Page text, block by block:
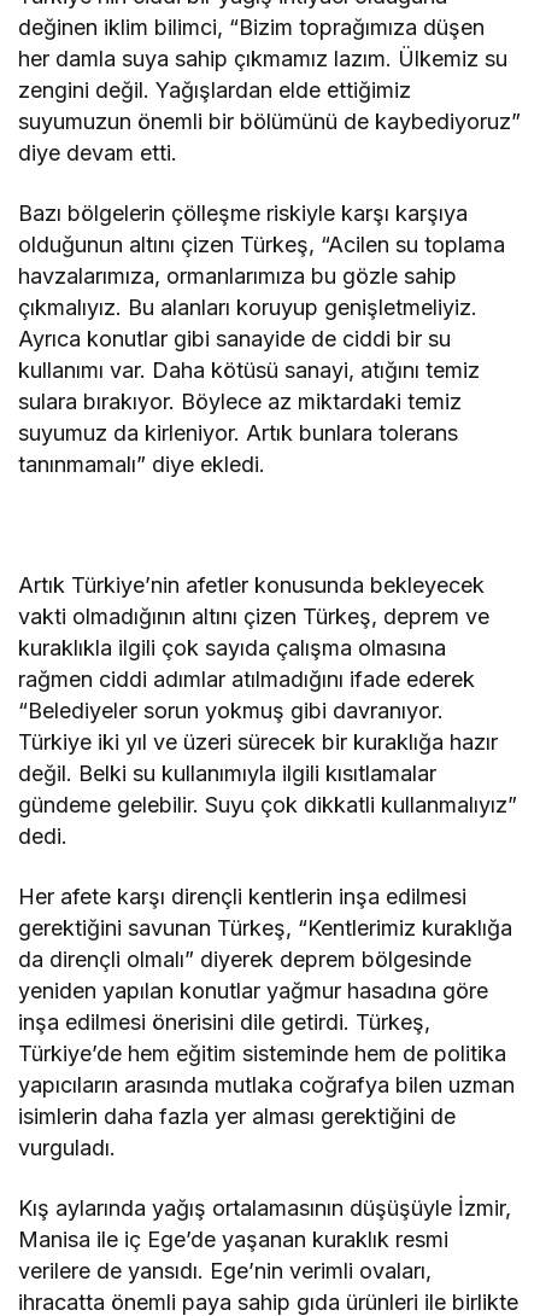
değinen iklim bilimci, “Bizim toprağımıza düşen
her damla suya sahip çıkmamız lazım. Ülkemiz su
zengini değil. Yağışlardan elde ettiğimiz
suyumuzun önemli bir bölümünü de kaybediyoruz”
diye devam etti.
Bazı bölgelerin çölleşme riskiyle karşı karşıya
olduğunun altını çizen Türkeş, “Acilen su toplama
havzalarımıza, ormanlarımıza bu gözle sahip
çıkmalıyız. Bu alanları koruyup genişletmeliyiz.
Ayrıca konutlar gibi sanayide de ciddi bir su
kullanımı var. Daha kötüsü sanayi, atığını temiz
sulara bırakıyor. Böylece az miktardaki temiz
suyumuz da kirleniyor. Artık bunlara tolerans
tanınmamalı” diye ekledi.
Artık Türkiye’nin afetler konusunda bekleyecek
vakti olmadığının altını çizen Türkeş, deprem ve
kuraklıkla ilgili çok sayıda çalışma olmasına
rağmen ciddi adımlar atılmadığını ifade ederek
“Belediyeler sorun yokmuş gibi davranıyor.
Türkiye iki yıl ve üzeri sürecek bir kuraklığa hazır
değil. Belki su kullanımıyla ilgili kısıtlamalar
gündeme gelebilir. Suyu çok dikkatli kullanmalıyız”
dedi.
Her afete karşı dirençli kentlerin inşa edilmesi
gerektiğini savunan Türkeş, “Kentlerimiz kuraklığa
da dirençli olmalı” diyerek deprem bölgesinde
yeniden yapılan konutlar yağmur hasadına göre
inşa edilmesi önerisini dile getirdi. Türkeş,
Türkiye’de hem eğitim sisteminde hem de politika
yapıcıların arasında mutlaka coğrafya bilen uzman
isimlerin daha fazla yer alması gerektiğini de
vurguladı.
Kış aylarında yağış ortalamasının düşüşüyle İzmir,
Manisa ile iç Ege’de yaşanan kuraklık resmi
verilere de yansıdı. Ege’nin verimli ovaları,
ihracatta önemli paya sahip gıda ürünleri ile birlikte